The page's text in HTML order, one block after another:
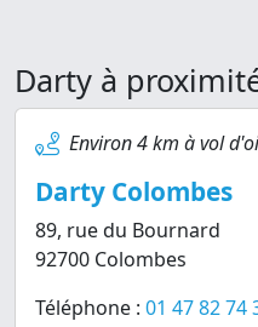
Darty à
Environ 4 km à vol
Darty Colombes
89, rue du Bournard
92700 Colombes
Téléphone : 01 47 82 74